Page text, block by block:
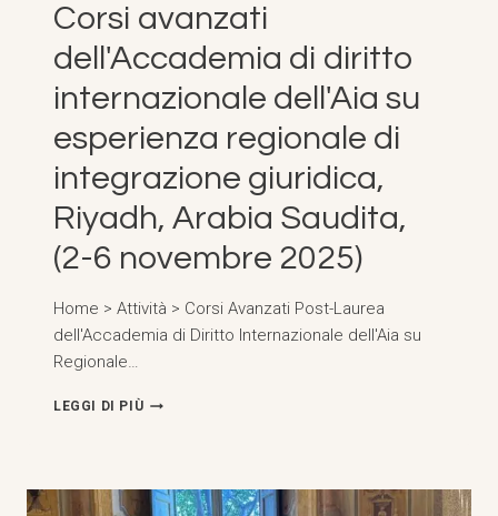
Corsi avanzati
dell'Accademia di diritto
internazionale dell'Aia su
esperienza regionale di
integrazione giuridica,
Riyadh, Arabia Saudita,
(2-6 novembre 2025)
Home > Attività > Corsi Avanzati Post-Laurea
dell'Accademia di Diritto Internazionale dell'Aia su
Regionale…
LEGGI DI PIÙCORSI
INTERNAZIONALE